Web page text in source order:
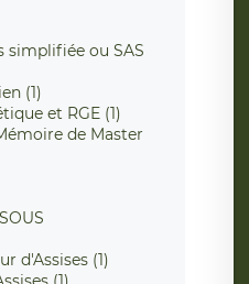
simplifiée ou SAS
(1)
et RGE (1)
de Master
d'Assises (1)